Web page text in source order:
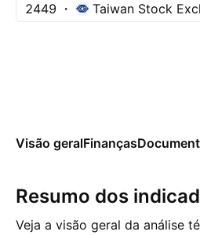
2449 Taiwan Stock
Visão geralFinanças
Resumo dos
Veja a visão geral da análise